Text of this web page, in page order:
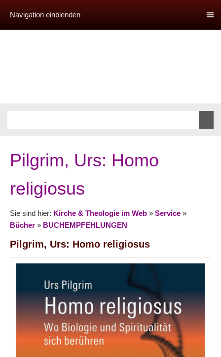
Navigation einblenden
Pilgrim, Urs: Homo
religiosus
Sie sind hier: Kirche & Theologie im Web » Service »
Bücher » BUCHEMPFEHLUNGEN
Pilgrim, Urs: Homo religiosus